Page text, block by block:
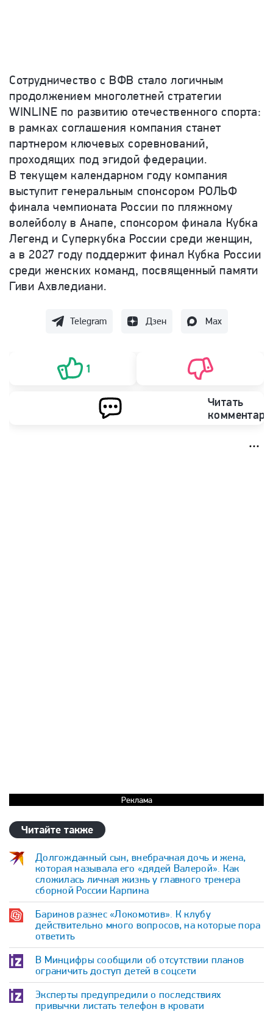
Сотрудничество с ВФВ стало логичным
продолжением многолетней стратегии
WINLINE по развитию отечественного спорта:
в рамках соглашения компания станет
партнером ключевых соревнований,
проходящих под эгидой федерации.
В текущем календарном году компания
выступит генеральным спонсором РОЛЬФ
финала чемпионата России по пляжному
волейболу в Анапе, спонсором финала Кубка
Легенд и Суперкубка России среди женщин,
а в 2027 году поддержит финал Кубка России
среди женских команд, посвященный памяти
Гиви Ахвледиани.
Telegram Дзен Max
1
Читать
Реклама
Читайте также
Долгожданный сын, внебрачная дочь и жена,
которая называла его «дядей Валерой». Как
сложилась личная жизнь у главного тренера
сборной России Карпина
Баринов разнес «Локомотив». К клубу
действительно много вопросов, на которые пора
ответить
В Минцифры сообщили об отсутствии планов
ограничить доступ детей в соцсети
Эксперты предупредили о последствиях
привычки листать телефон в кровати